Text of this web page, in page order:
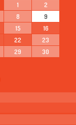
1
2
8
9
15
16
22
23
29
30